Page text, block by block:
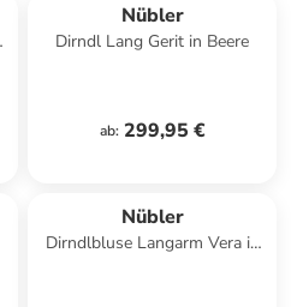
Nübler
Dirndl Lang Gerit in Beere
ab: 299,95 €
Nübler
Dirndlbluse Langarm Vera in